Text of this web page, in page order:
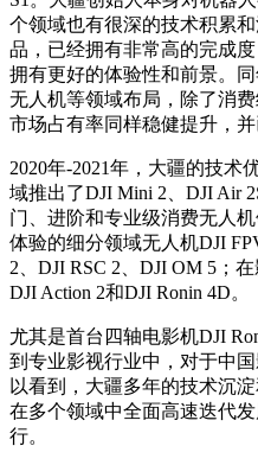
个领域也有很深的技术积累
品，已经拥有非常高的完成
拥有更好的体验性和前景。
无人机等领域布局，除了消
市场占有率同样稳健提升，并
2020年-2021年，大疆的技术
域推出了DJI Mini 2、DJI Air
门、进阶和专业级消费无人
体验的细分领域无人机DJI
2、DJI RSC 2、DJI OM 5；
DJI Action 2和DJI Ronin 4D。
尤其是首台四轴电影机DJI
到专业影视行业中，对于中
以看到，大疆多年的技术沉
在多个领域中全面高速迭代
行。